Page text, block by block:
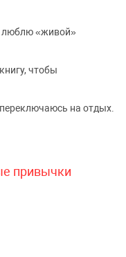
люблю «живой»
чтобы
на отдых.
привычки